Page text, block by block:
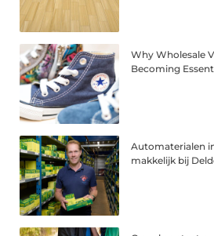
Why Wholesale
Becoming
Automaterialen
makkelijk bij